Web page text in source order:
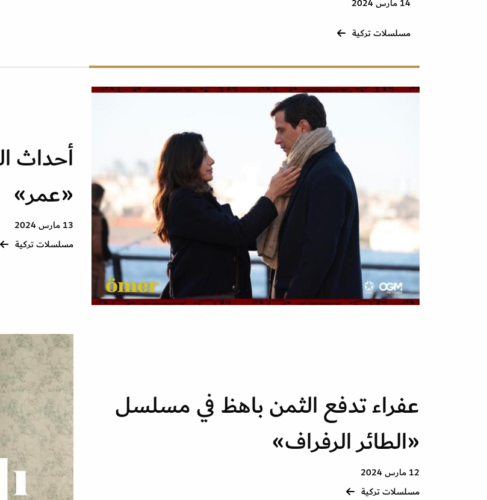
مسلسلات تركية
«عمر»
13 مارس 2024
مسلسلات تركية
عفراء تدفع الثمن باهظ في مسلسل
«الطائر الرفراف»
12 مارس 2024
مسلسلات تركية